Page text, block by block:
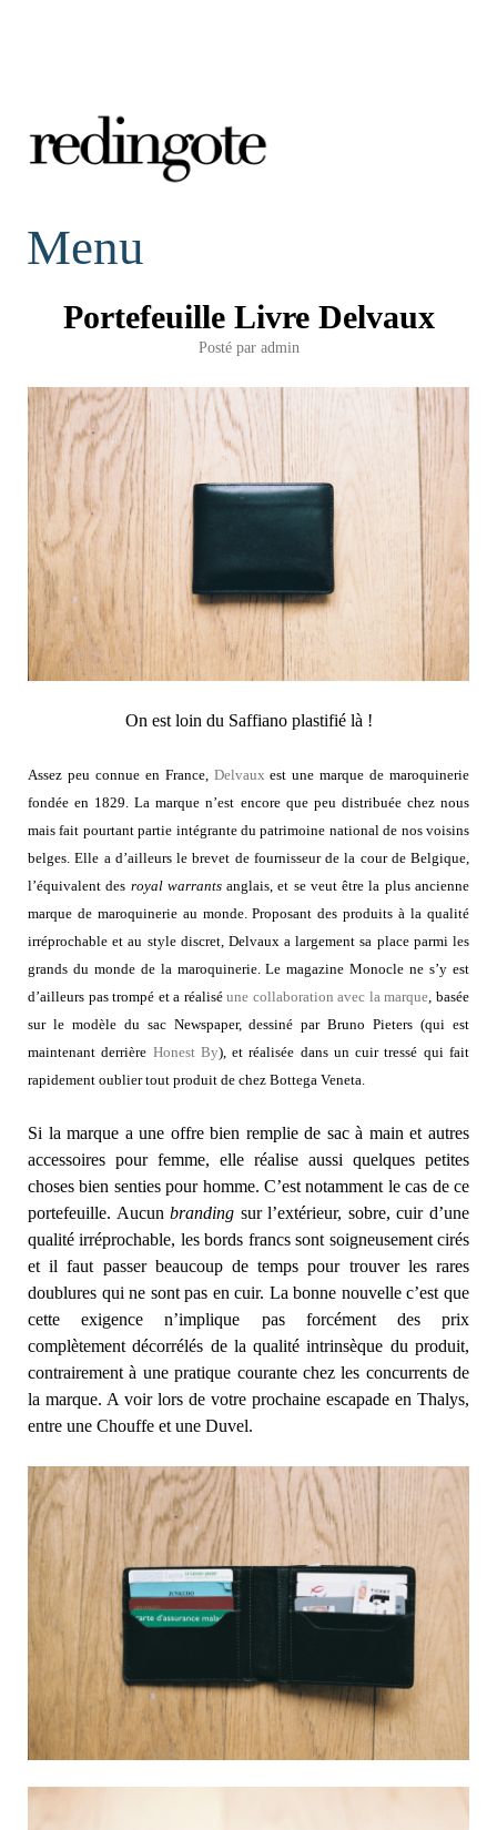
redingote.
Menu
Portefeuille Livre Delvaux
Posté par admin
On est loin du Saffiano plastifié là !
Assez peu connue en France, Delvaux est une marque de maroquinerie
fondée en 1829. La marque n’est encore que peu distribuée chez nous
mais fait pourtant partie intégrante du patrimoine national de nos voisins
belges. Elle a d’ailleurs le brevet de fournisseur de la cour de Belgique,
l’équivalent des royal warrantsanglais, et se veut être la plus ancienne
marque de maroquinerie au monde. Proposant des produits à la qualité
irréprochable et au style discret, Delvaux a largement sa place parmi les
grands du monde de la maroquinerie. Le magazine Monocle ne s’y est
d’ailleurs pas trompé et a réaliséune collaboration avec la marque, basée
sur le modèle du sac Newspaper, dessiné par Bruno Pieters (qui est
maintenant derrière Honest By), et réalisée dans un cuir tressé qui fait
rapidement oublier tout produit de chez Bottega Veneta.
Si la marque a une offre bien remplie de sac à main et autres
accessoires pour femme, elle réalise aussi quelques petites
choses bien senties pour homme. C’est notamment le cas de ce
portefeuille. Aucunbranding sur l’extérieur, sobre, cuir d’une
qualité irréprochable, les bords francs sont soigneusement cirés
et il faut passer beaucoup de temps pour trouver les rares
doublures qui ne sont pas en cuir. La bonne nouvelle c’est que
cette exigence n’implique pas forcément des prix
complètement décorrélés de la qualité intrinsèque du produit,
contrairement à une pratique courante chez les concurrents de
la marque. A voir lors de votre prochaine escapade en Thalys,
entre une Chouffe et une Duvel.